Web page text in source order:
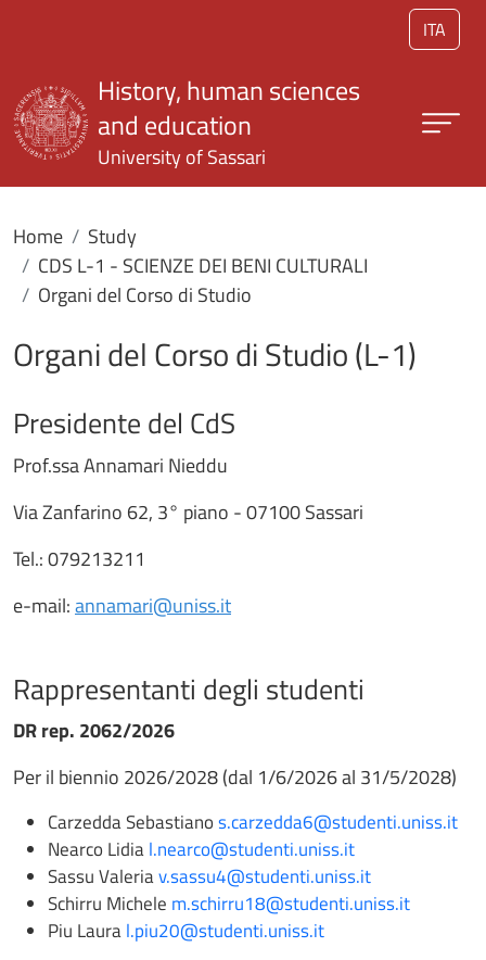
ITA
History, human sciences
and education
University of Sassari
Home
Study
CDS L-1 - SCIENZE DEI BENI CULTURALI
Organi del Corso di Studio
Organi del Corso di Studio (L-1)
Presidente del CdS
Prof.ssa Annamari Nieddu
Via Zanfarino 62, 3° piano - 07100 Sassari
Tel.: 079213211
e-mail:annamari@uniss.it
Rappresentanti degli studenti
DR rep. 2062/2026
Per il biennio 2026/2028 (dal 1/6/2026 al 31/5/2028)
Carzedda Sebastianos.carzedda6@studenti.uniss.it
Nearco Lidial.nearco@studenti.uniss.it
Sassu Valeriav.sassu4@studenti.uniss.it
Schirru Michele m.schirru18@studenti.uniss.it
Piu Laural.piu20@studenti.uniss.it